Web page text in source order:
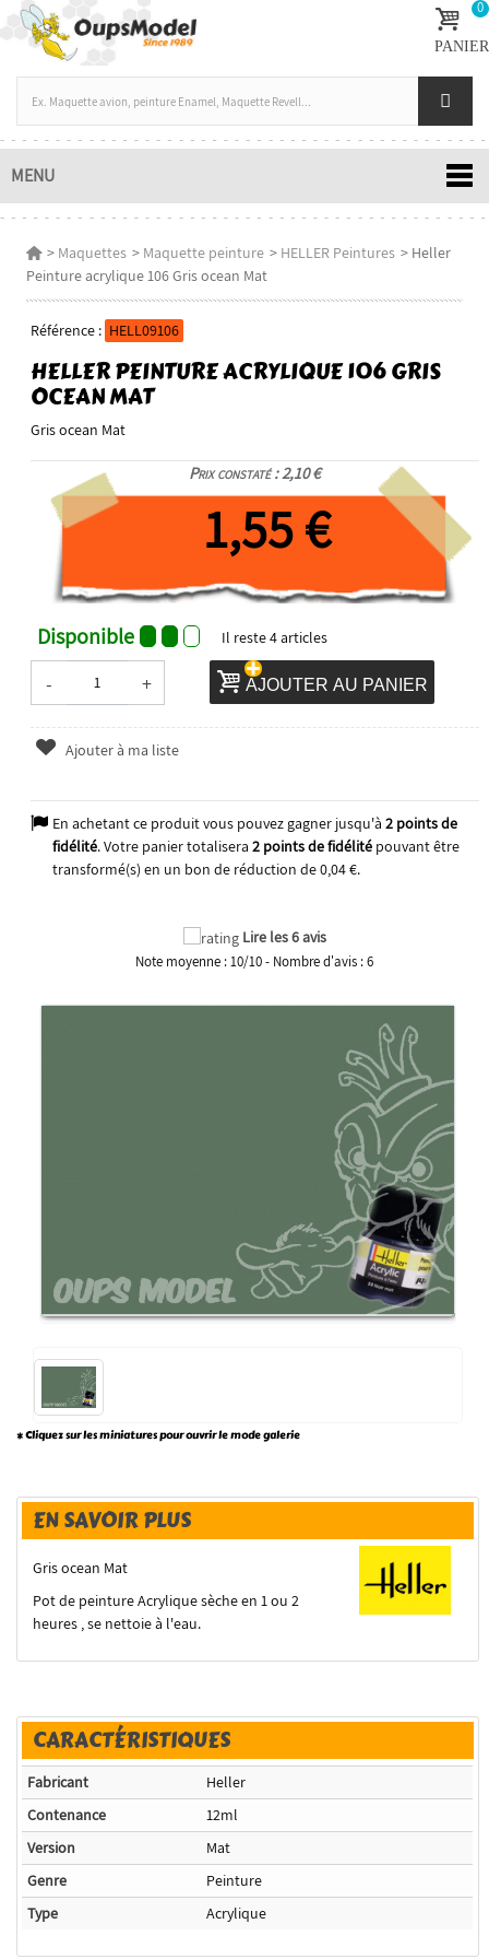
0
PANIER
MENU
> Maquettes > Maquette peinture > HELLER Peintures > Heller
Peinture acrylique 106 Gris ocean Mat
Référence : HELL09106
HELLER PEINTURE ACRYLIQUE 106 GRIS
OCEAN MAT
Gris ocean Mat
Prix constaté : 2,10 €
1,55 €
Disponible Il reste4articles
- + AJOUTER AU PANIER
Ajouter à ma liste
En achetant ce produit vous pouvez gagner jusqu'à 2points de
fidélité. Votre panier totalisera 2points de fidélitépouvant être
transformé(s) en un bon de réduction de0,04 €.
Lire les 6 avis
Note moyenne :10/10- Nombre d'avis :6
* Cliquez sur les miniatures pour ouvrir le mode galerie
EN SAVOIR PLUS
Gris ocean Mat
Pot de peinture Acrylique sèche en 1 ou 2
heures , se nettoie à l'eau.
CARACTÉRISTIQUES
Fabricant
Heller
Contenance
12ml
Version
Mat
Genre
Peinture
Type
Acrylique